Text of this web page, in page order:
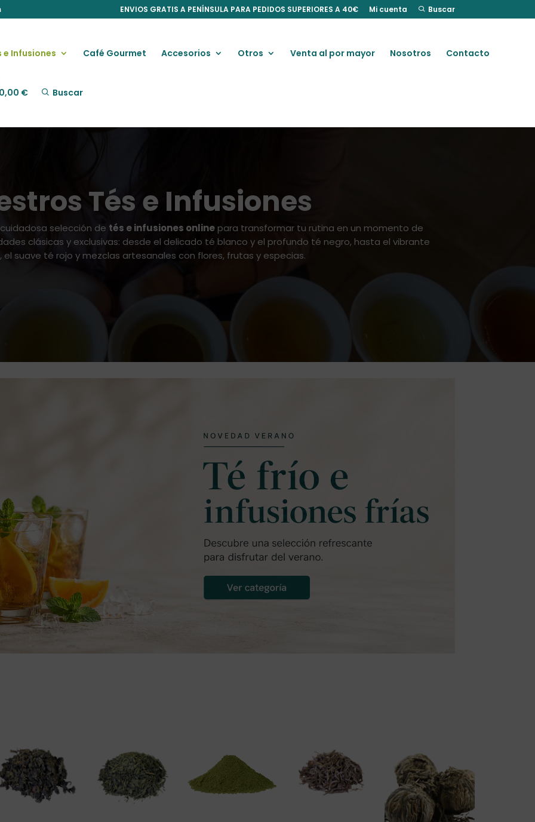
ENVIOS GRATIS A PENÍNSULA PARA PEDIDOS SUPERIORES A 40€ Mi cuenta Buscar
e Infusiones Café Gourmet Accesorios Otros Venta al por mayor Nosotros Contacto
0,00 € Buscar
Tés e Infusiones
selección de tés e infusiones onlinepara transformar tu rutina en un momento de
clásicas y exclusivas: desde el delicado té blanco y el profundo té negro, hasta el vibrante
el suave té rojo y mezclas artesanales con flores, frutas y especias.